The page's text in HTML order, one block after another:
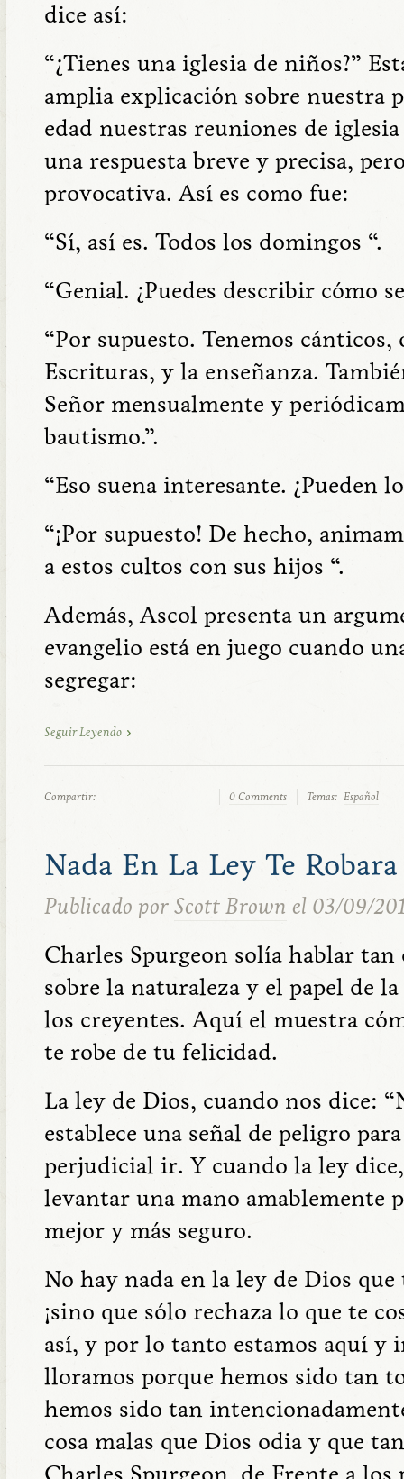
dice así:
“¿Tienes una iglesia de niños?”
amplia explicación sobre nuestra
edad nuestras reuniones de
una respuesta breve y precisa,
provocativa. Así es como fue:
“Sí, así es. Todos los domingos “.
“Genial. ¿Puedes describir cómo
“Por supuesto. Tenemos
Escrituras, y la enseñanza.
Señor mensualmente y
bautismo.”.
“Eso suena interesante. ¿Pueden
“¡Por supuesto! De hecho,
a estos cultos con sus hijos “.
Además, Ascol presenta un
evangelio está en juego cuando
segregar:
Seguir Leyendo
Compartir: 0 Comments Temas: Español
Nada En La Ley Te
Publicado porScott Brown el 03/09/
Charles Spurgeon solía hablar
sobre la naturaleza y el papel de
los creyentes. Aquí el muestra
te robe de tu felicidad.
La ley de Dios, cuando nos dice:
establece una señal de peligro
perjudicial ir. Y cuando la ley dice,
levantar una mano amablemente
mejor y más seguro.
No hay nada en la ley de Dios
¡sino que sólo rechaza lo que te
así, y por lo tanto estamos aquí y
lloramos porque hemos sido tan
hemos sido tan
cosa malas que Dios odia y que